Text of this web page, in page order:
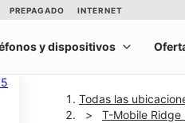
Todas las
T-Mobile Ridge